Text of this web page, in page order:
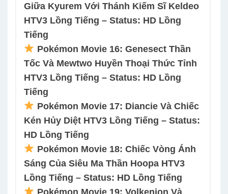
Giữa Kyurem Với Thánh Kiếm Sĩ Keldeo
HTV3 Lồng Tiếng – Status: HD Lồng
Tiếng
Pokémon Movie 16: Genesect Thần
Tốc Và Mewtwo Huyền Thoại Thức Tỉnh
HTV3 Lồng Tiếng – Status: HD Lồng
Tiếng
Pokémon Movie 17: Diancie Và Chiếc
Kén Hủy Diệt HTV3 Lồng Tiếng – Status:
HD Lồng Tiếng
Pokémon Movie 18: Chiếc Vòng Ánh
Sáng Của Siêu Ma Thần Hoopa HTV3
Lồng Tiếng – Status: HD Lồng Tiếng
Pokémon Movie 19: Volkenion Và